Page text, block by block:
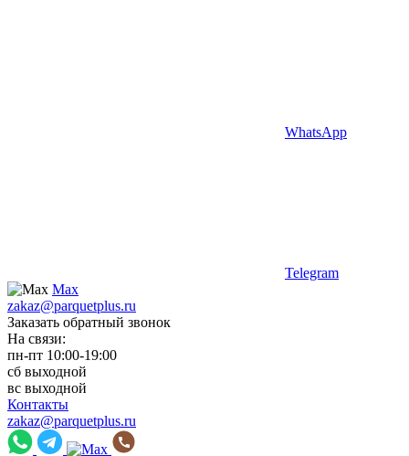
WhatsApp
Telegram
Max
zakaz@parquetplus.ru
Заказать обратный звонок
На связи:
пн-пт 10:00-19:00
сб выходной
вс выходной
Контакты
zakaz@parquetplus.ru